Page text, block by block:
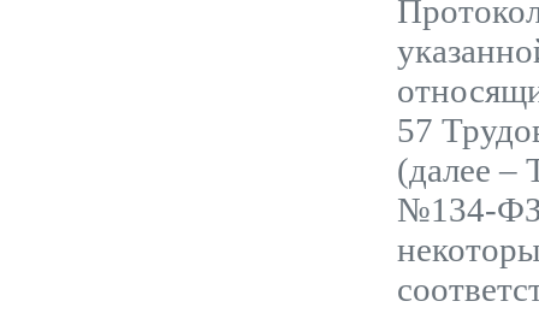
57
(далее –
№134-